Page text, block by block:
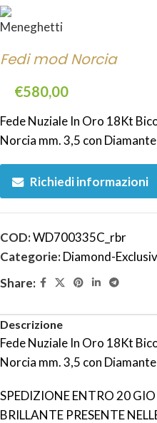
Fedi mod Norcia
€580,00
Fede Nuziale In Oro 18Kt
Norcia mm. 3,5 con
Richiedi informazioni
COD:WD700335C_rbr
Categorie:Diamond-
Share:
Descrizione
Fede Nuziale In Oro 18Kt
Norcia mm. 3,5 con
SPEDIZIONE ENTRO 20
BRILLANTE PRESENTE